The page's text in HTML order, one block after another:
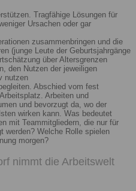
Tragfähige Lösungen für
Ursachen oder gar
zusammenbringen und die
(junge Leute der Geburtsjahrgänge
über Altersgrenzen
den Nutzen der jeweiligen
nutzen
Abschied vom fest
Arbeiten und
und bevorzugt da, wo der
wirken kann. Was bedeutet
mit Teammitgliedern, die nur für
werden? Welche Rolle spielen
morgen?
nimmt die Arbeitswelt